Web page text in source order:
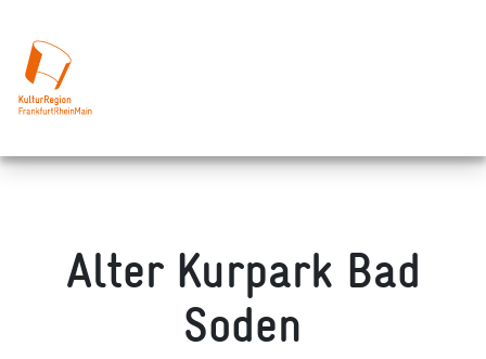
Alter Kurpark Bad
Soden